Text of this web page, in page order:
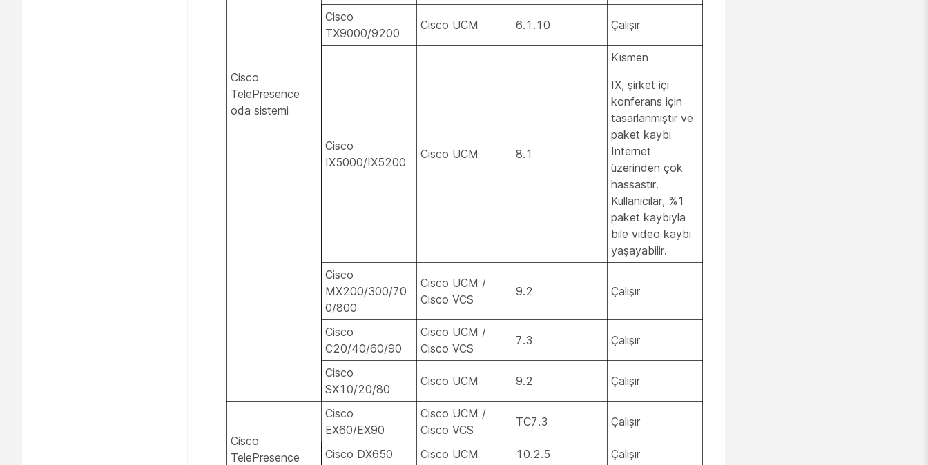
Cisco
TelePresence
oda sistemi
Cisco
TX9000/9200
Cisco UCM 6.1.10 Çalışır
Cisco
IX5000/IX5200
Cisco UCM 8.1
Kısmen
IX, şirket içi
konferans için
tasarlanmıştır ve
paket kaybı
Internet
üzerinden çok
hassastır.
Kullanıcılar, %1
paket kaybıyla
bile video kaybı
yaşayabilir.
Cisco
MX200/300/70
0/800
Cisco UCM /
Cisco VCS
9.2 Çalışır
Cisco
C20/40/60/90
Cisco UCM /
Cisco VCS
7.3 Çalışır
Cisco
SX10/20/80
Cisco UCM 9.2 Çalışır
Cisco
TelePresence
Cisco
EX60/EX90
Cisco UCM /
Cisco VCS
TC7.3 Çalışır
Cisco DX650 Cisco UCM 10.2.5
Çalışır